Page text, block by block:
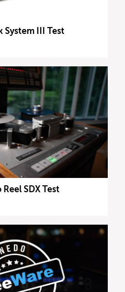
System III Test
SDX Test